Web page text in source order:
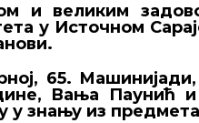
и великим
у Источном
65.
Вања Паунић и
у знању из